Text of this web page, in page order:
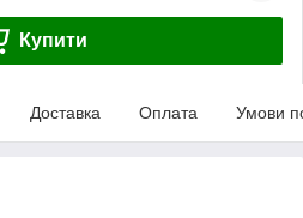
Купити
Доставка Оплата Умови